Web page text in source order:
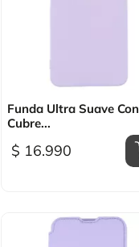
Vista rápida
Funda Ultra Suave Con
Cubre...
$ 16.990